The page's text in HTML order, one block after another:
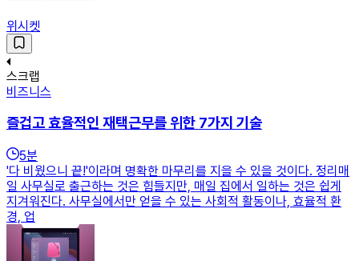
위시켓
스크랩
비즈니스
즐겁고 효율적인 재택근무를 위한 7가지 기술
5분
'다 비웠으니 끝!'이라며 명확한 마무리를 지을 수 있을 것이다. 정리매
일 사무실로 출근하는 것은 힘들지만, 매일 집에서 일하는 것은 쉽게
지겨워진다. 사무실에서만 얻을 수 있는 사회적 활동이나, 효율적 환
경, 업